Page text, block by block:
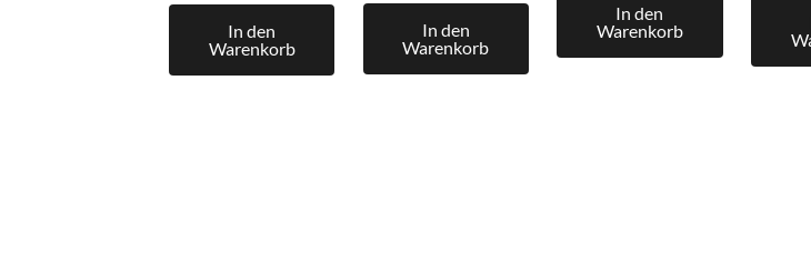
In den
Warenkorb
In den
Warenkorb
In den
Warenkorb